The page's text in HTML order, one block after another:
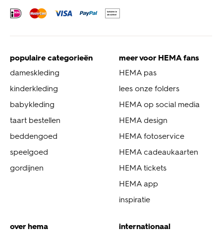
populaire categorieën
dameskleding
kinderkleding
babykleding
taart bestellen
beddengoed
speelgoed
gordijnen
meer voor HEMA fans
HEMA pas
lees onze folders
HEMA op social media
HEMA design
HEMA fotoservice
HEMA cadeaukaarten
HEMA tickets
HEMA app
inspiratie
over hema
internationaal